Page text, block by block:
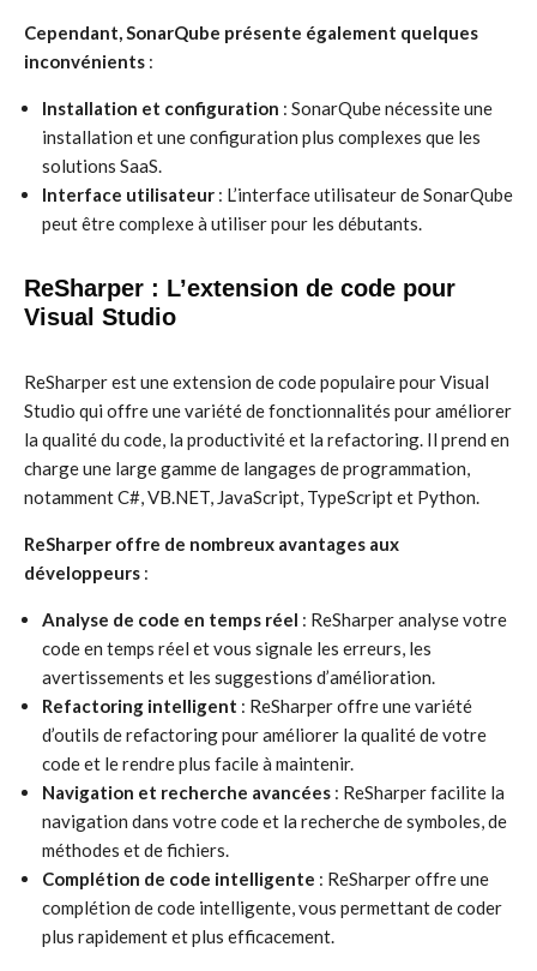
Cependant, SonarQube présente également quelques
inconvénients :
Installation et configuration : SonarQube nécessite une
installation et une configuration plus complexes que les
solutions SaaS.
Interface utilisateur : L’interface utilisateur de SonarQube
peut être complexe à utiliser pour les débutants.
ReSharper : L’extension de code pour
Visual Studio
ReSharper est une extension de code populaire pour Visual
Studio qui offre une variété de fonctionnalités pour améliorer
la qualité du code, la productivité et la refactoring. Il prend en
charge une large gamme de langages de programmation,
notamment C#, VB.NET, JavaScript, TypeScript et Python.
ReSharper offre de nombreux avantages aux
développeurs :
Analyse de code en temps réel : ReSharper analyse votre
code en temps réel et vous signale les erreurs, les
avertissements et les suggestions d’amélioration.
Refactoring intelligent : ReSharper offre une variété
d’outils de refactoring pour améliorer la qualité de votre
code et le rendre plus facile à maintenir.
Navigation et recherche avancées : ReSharper facilite la
navigation dans votre code et la recherche de symboles, de
méthodes et de fichiers.
Complétion de code intelligente : ReSharper offre une
complétion de code intelligente, vous permettant de coder
plus rapidement et plus efficacement.